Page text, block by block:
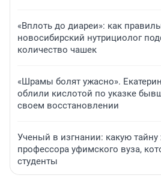
«Вплоть до диареи»: как
новосибирский нутрициолог
количество чашек
«Шрамы болят ужасно».
облили кислотой по указке
своем восстановлении
Ученый в изгнании: какую тайну
профессора уфимского вуза,
студенты